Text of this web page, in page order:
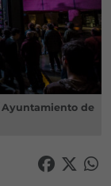
Ayuntamiento de